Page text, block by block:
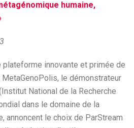
humaine,
plateforme innovante et primée de
le démonstrateur
National de la Recherche
dans le domaine de la
annoncent le choix de ParStream